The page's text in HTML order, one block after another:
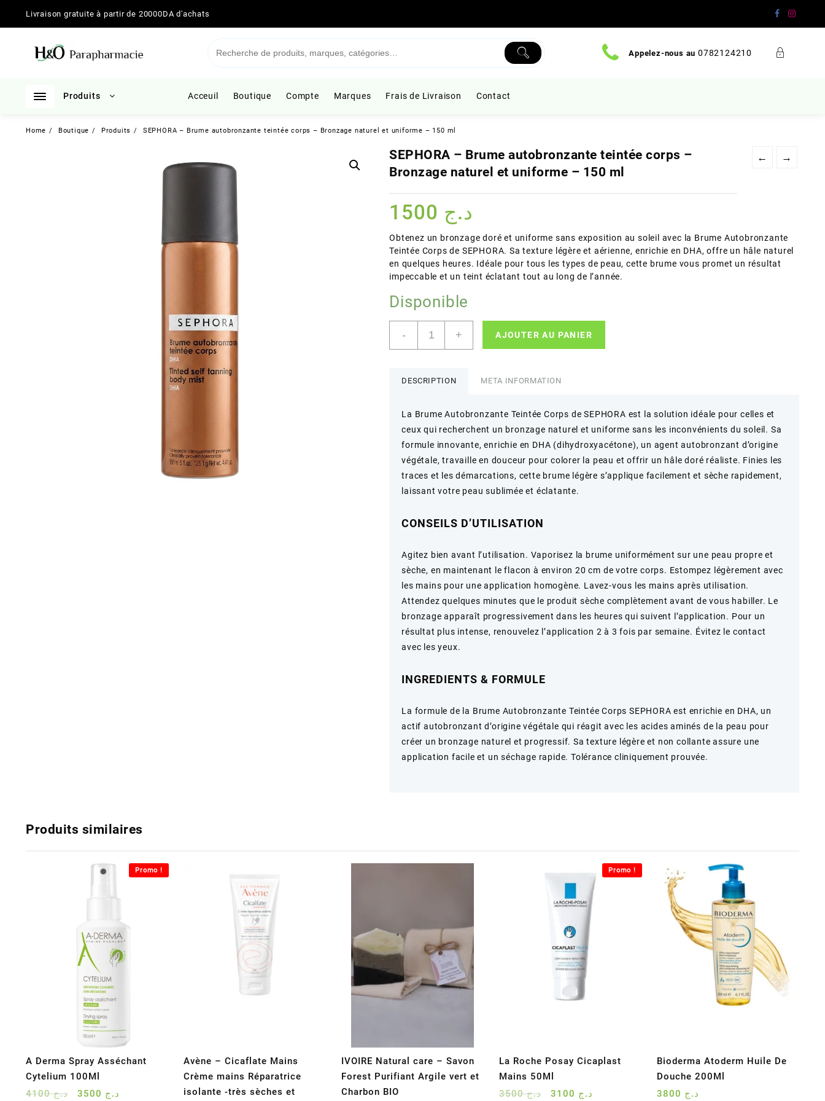
Livraison gratuite à partir de 20000DA d'achats
Appelez-nous au 0782124210
Produits Acceuil Boutique Compte Marques Frais de Livraison Contact
Home Boutique Produits SEPHORA – Brume autobronzante teintée corps – Bronzage naturel et uniforme – 150 ml
← →
SEPHORA – Brume autobronzante teintée corps –
Bronzage naturel et uniforme – 150 ml
د.ج
Obtenez un bronzage doré et uniforme sans exposition au soleil avec la Brume Autobronzante
Teintée Corps de SEPHORA. Sa texture légère et aérienne, enrichie en DHA, offre un hâle naturel
en quelques heures. Idéale pour tous les types de peau, cette brume vous promet un résultat
impeccable et un teint éclatant tout au long de l’année.
Disponible
-
SEPHORA
Brume
corps
–
Bronzage
naturel
uniforme
–
ml
+ AJOUTER AU PANIER
DESCRIPTION META INFORMATION
La Brume Autobronzante Teintée Corps de SEPHORA est la solution idéale pour celles et
ceux qui recherchent un bronzage naturel et uniforme sans les inconvénients du soleil. Sa
formule innovante, enrichie en DHA (dihydroxyacétone), un agent autobronzant d’origine
végétale, travaille en douceur pour colorer la peau et offrir un hâle doré réaliste. Finies les
traces et les démarcations, cette brume légère s’applique facilement et sèche rapidement,
laissant votre peau sublimée et éclatante.
CONSEILS D’UTILISATION
Agitez bien avant l’utilisation. Vaporisez la brume uniformément sur une peau propre et
sèche, en maintenant le flacon à environ 20 cm de votre corps. Estompez légèrement avec
les mains pour une application homogène. Lavez-vous les mains après utilisation.
Attendez quelques minutes que le produit sèche complètement avant de vous habiller. Le
bronzage apparaît progressivement dans les heures qui suivent l’application. Pour un
résultat plus intense, renouvelez l’application 2 à 3 fois par semaine. Évitez le contact
avec les yeux.
INGREDIENTS & FORMULE
La formule de la Brume Autobronzante Teintée Corps SEPHORA est enrichie en DHA, un
actif autobronzant d’origine végétale qui réagit avec les acides aminés de la peau pour
créer un bronzage naturel et progressif. Sa texture légère et non collante assure une
application facile et un séchage rapide. Tolérance cliniquement prouvée.
Produits similaires
Promo !
A Derma Spray Asséchant
Cytelium 100Ml
د.ج4100
Le
د.ج
Avène – Cicaflate Mains
Crème mains Réparatrice
isolante -très sèches et
IVOIRE Natural care – Savon
Forest Purifiant Argile vert et
Charbon BIO
Promo !
La Roche Posay Cicaplast
Mains 50Ml
د.ج3500
Le
د.ج
Bioderma Atoderm Huile De
Douche 200Ml
د.ج